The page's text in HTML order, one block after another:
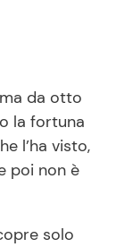
da otto
la fortuna
l’ha visto,
poi non è
solo